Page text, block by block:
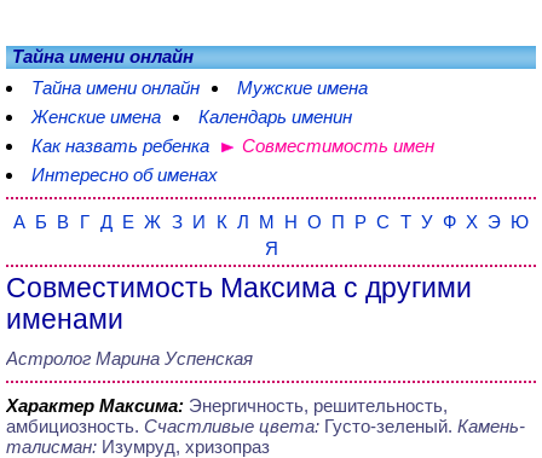
Тайна имени онлайн
Тайна имени онлайн
Мужские имена
Женские имена
Календарь именин
Как назвать ребенка
Совместимость имен
Интересно об именах
А Б В Г Д Е Ж З И К Л М Н О П Р С Т У Ф Х Э Ю
Я
Совместимость Максима с другими
именами
Астролог Марина Успенская
Характер Максима: Энергичность, решительность,
амбициозность. Счастливые цвета: Густо-зеленый. Камень-
талисман: Изумруд, хризопраз